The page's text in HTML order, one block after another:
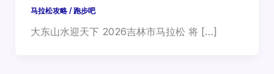
马拉松攻略/ 跑步吧
大东山水迎天下 2026吉林市马拉松 将 […]